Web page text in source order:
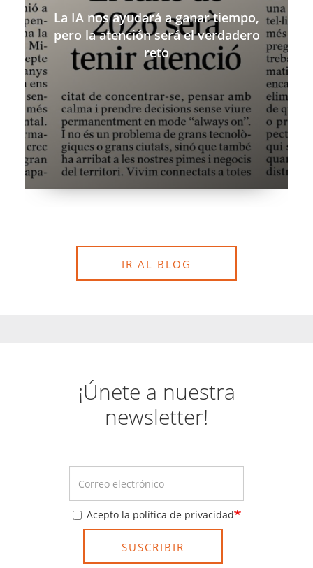
La IA nos ayudará a ganar tiempo,
pero la atención será el verdadero
reto
IR AL BLOG
¡Únete a nuestra
newsletter!
Acepto la política de privacidad
SUSCRIBIR